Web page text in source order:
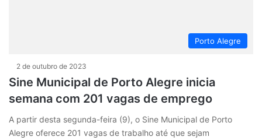
Porto Alegre
2 de outubro de 2023
Sine Municipal de Porto Alegre inicia
semana com 201 vagas de emprego
A partir desta segunda-feira (9), o Sine Municipal de Porto
Alegre oferece 201 vagas de trabalho até que sejam